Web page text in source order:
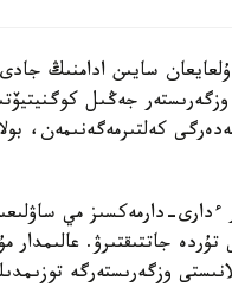
سايىن ادامنىڭ
وزگەرىستەر جەڭىل
كەلتىرمەگەنىمەن،
ءدارى-دارمەكسىز مي
جاتتىقتىرۋ. عالىمدار
وزگەرىستەرگە